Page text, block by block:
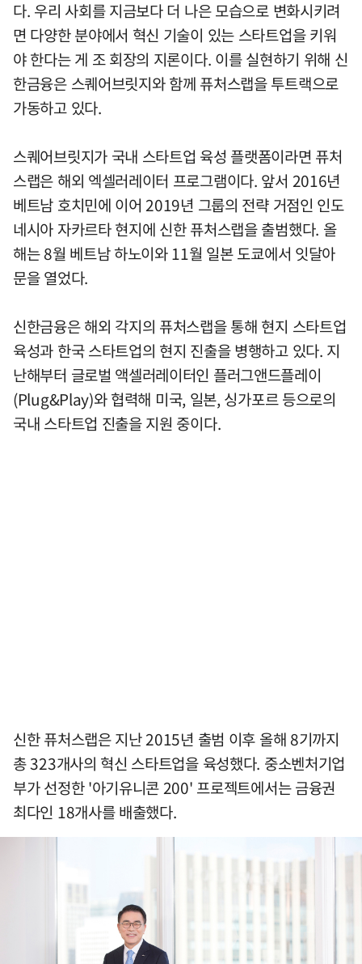
다. 우리 사회를 지금보다 더 나은 모습으로 변화시키려
면 다양한 분야에서 혁신 기술이 있는 스타트업을 키워
야 한다는 게 조 회장의 지론이다. 이를 실현하기 위해 신
한금융은 스퀘어브릿지와 함께 퓨처스랩을 투트랙으로
가동하고 있다.
스퀘어브릿지가 국내 스타트업 육성 플랫폼이라면 퓨처
스랩은 해외 엑셀러레이터 프로그램이다. 앞서 2016년
베트남 호치민에 이어 2019년 그룹의 전략 거점인 인도
네시아 자카르타 현지에 신한 퓨처스랩을 출범했다. 올
해는 8월 베트남 하노이와 11월 일본 도쿄에서 잇달아
문을 열었다.
신한금융은 해외 각지의 퓨처스랩을 통해 현지 스타트업
육성과 한국 스타트업의 현지 진출을 병행하고 있다. 지
난해부터 글로벌 액셀러레이터인 플러그앤드플레이
(Plug&Play)와 협력해 미국, 일본, 싱가포르 등으로의
국내 스타트업 진출을 지원 중이다.
신한 퓨처스랩은 지난 2015년 출범 이후 올해 8기까지
총 323개사의 혁신 스타트업을 육성했다. 중소벤처기업
부가 선정한 '아기유니콘 200' 프로젝트에서는 금융권
최다인 18개사를 배출했다.